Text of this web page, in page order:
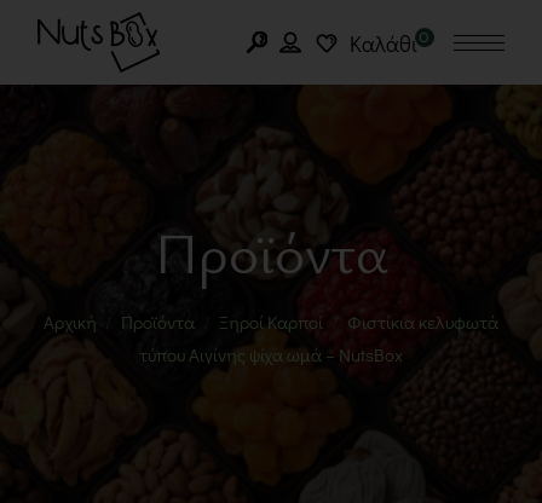
Καλάθι0
Προϊόντα
Αρχική Προϊόντα Ξηροί Καρποί
Φιστίκια κελυφωτά
τύπου Αιγίνης ψίχα ωμά – NutsBox